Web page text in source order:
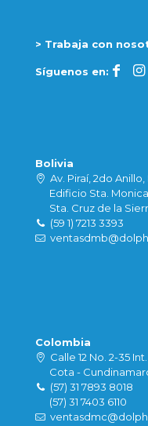
> Trabaja con
Síguenos en:
Bolivia
Av. Piraí, 2do
Edificio Sta.
Sta. Cruz de la
(59 1) 7213 3393
Colombia
Calle 12 No. 2-35
Cota -
(57) 31 7893 8018
(57) 31 7403 6110